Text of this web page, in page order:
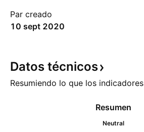
Par creado
10 sept 2020
Datos técnicos
Resumiendo lo que los indicadores
Resumen
Neutral